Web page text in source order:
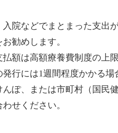
院などでまとまった支出
勧めします。
額は高額療養費制度の上
行には1週間程度かかる
ぽ、または市町村（国民
せください。